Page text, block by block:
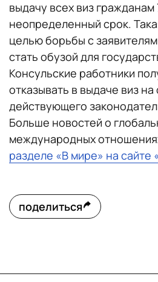
выдачу всех виз гражданам
неопределенный срок.
целью борьбы с
стать обузой для
Консульские работники
отказывать в выдаче виз
действующего
Больше новостей о
международных
разделе «В мире» на сайте
поделиться